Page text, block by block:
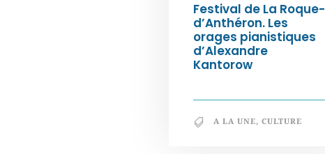
Festival de La Roque-
d’Anthéron. Les
orages pianistiques
d’Alexandre
Kantorow
A LA UNE, CULTURE